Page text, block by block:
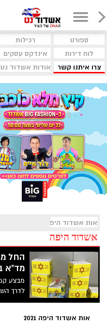
ספורט רכילות
לוח דירות
אינדקס עסקים
צרו איתנו קשר
אודות אשדוד נט
אות אשדוד היפה 2021
אשדוד היפה
החל
מד"א
לדרך
מתנדבי
אות אשדוד היפה 2021